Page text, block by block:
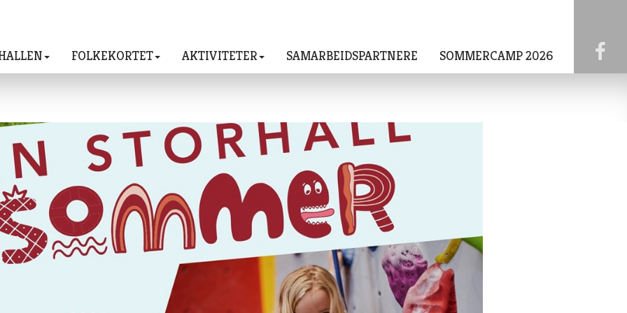
FOLKEKORTET AKTIVITETER SAMARBEIDSPARTNERE SOMMERCAMP 2026